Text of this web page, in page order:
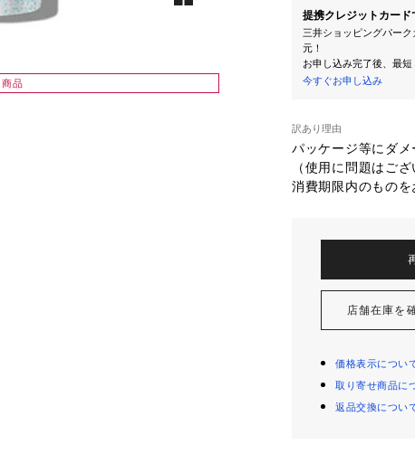
商品
提携クレジットカード
三井ショッピングパー
元！
お申し込み完了後、最短
今すぐお申し込み
訳あり理由
パッケージ等にダメ
（使用に問題はござ
消費期限内のものを
店舗在庫を
価格表示につい
取り寄せ商品に
返品交換につい